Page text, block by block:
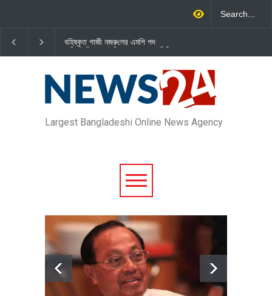
বহিষ্কৃত গাজী নজরু‌লের এম‌পি পদ
বা‌তি‌লে স্পিকার-ইসিকে জামায়া‌তের চি‌ঠি
দল থেকে বহিষ্কার
Largest Bangladeshi Online News Agency